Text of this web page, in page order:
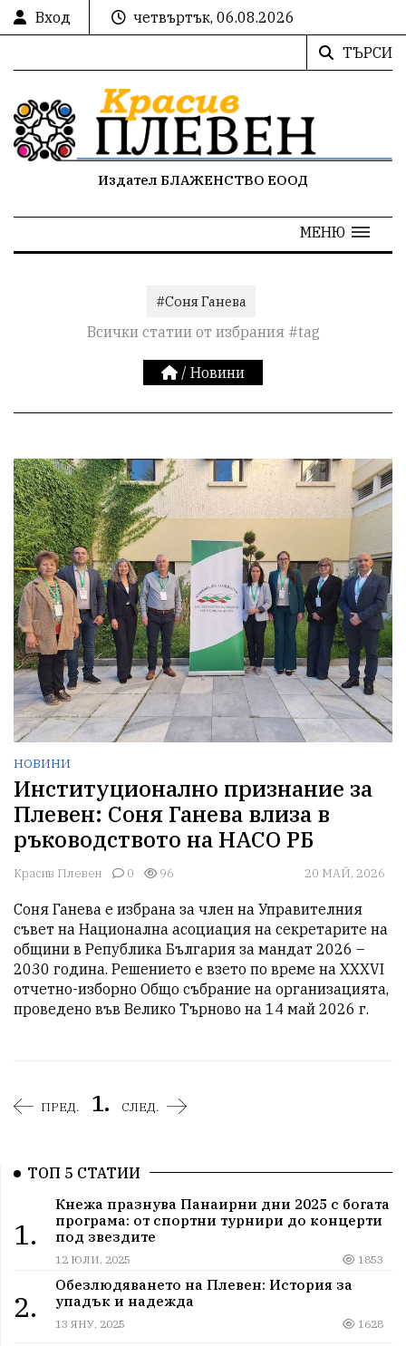
Вход
четвъртък, 06.08.2026
ТЪРСИ
Издател БЛАЖЕНСТВО ЕООД
МЕНЮ
#Соня Ганева
Всички статии от избрания #tag
/ Новини
НОВИНИ
Институционално признание за
Плевен: Соня Ганева влиза в
ръководството на НАСО РБ
Красив Плевен 0 96 20 МАЙ, 2026
Соня Ганева е избрана за член на Управителния
съвет на Национална асоциация на секретарите на
общини в Република България за мандат 2026 –
2030 година. Решението е взето по време на XXXVI
отчетно-изборно Общо събрание на организацията,
проведено във Велико Търново на 14 май 2026 г.
ПРЕД. 1. СЛЕД.
ТОП 5 СТАТИИ
1.
Кнежа празнува Панаирни дни 2025 с богата
програма: от спортни турнири до концерти
под звездите
12 ЮЛИ, 2025 1853
2.
Обезлюдяването на Плевен: История за
упадък и надежда
13 ЯНУ, 2025 1628